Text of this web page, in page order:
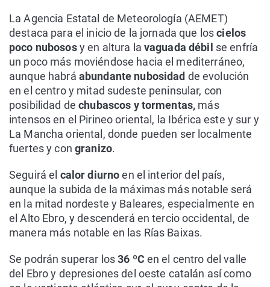
La Agencia Estatal de Meteorología (AEMET)
destaca para el inicio de la jornada que loscielos
poco nubososy en altura la vaguada débil se enfría
un poco más moviéndose hacia el mediterráneo,
aunque habrá abundante nubosidad de evolución
en el centro y mitad sudeste peninsular, con
posibilidad dechubascos y tormentas, más
intensos en el Pirineo oriental, la Ibérica este y sur y
La Mancha oriental, donde pueden ser localmente
fuertes y con granizo.
Seguirá el calor diurnoen el interior del país,
aunque la subida de la máximas más notable será
en la mitad nordeste y Baleares, especialmente en
el Alto Ebro, y descenderá en tercio occidental, de
manera más notable en las Rías Baixas.
Se podrán superar los36 ºC en el centro del valle
del Ebro y depresiones del oeste catalán así como